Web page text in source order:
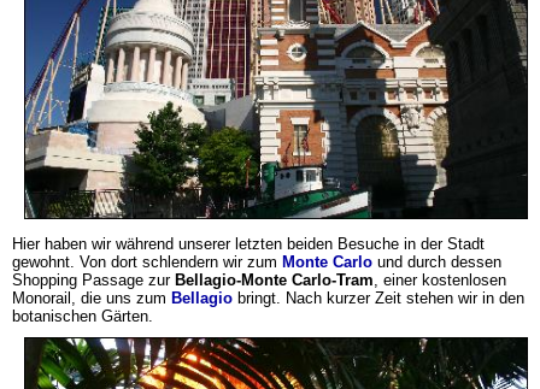
Hier haben wir während unserer letzten beiden Besuche in der Stadt
gewohnt. Von dort schlendern wir zum Monte Carlo und durch dessen
Shopping Passage zur Bellagio-Monte Carlo-Tram, einer kostenlosen
Monorail, die uns zum Bellagio bringt. Nach kurzer Zeit stehen wir in den
botanischen Gärten.